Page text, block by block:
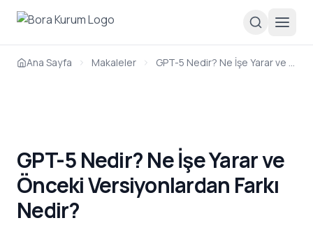
Ana Sayfa Makaleler GPT-5 Nedir? Ne İşe Yarar ve Önceki Versiyonlardan Farkı Nedir?
GPT-5 Nedir? Ne İşe Yarar ve
Önceki Versiyonlardan Farkı
Nedir?